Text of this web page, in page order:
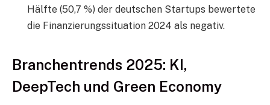
Hälfte (50,7 %) der deutschen Startups bewertete
die Finanzierungssituation 2024 als negativ.
Branchentrends 2025: KI,
DeepTech und Green Economy